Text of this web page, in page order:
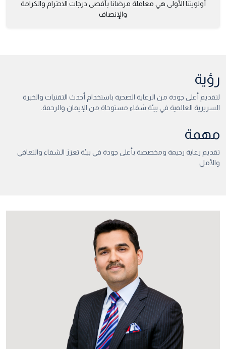
أولويتنا الأولى هي معاملة مرضانا بأقصى درجات الاحترام والكرامة
والإنصاف
رؤية
لتقديم أعلى جودة من الرعاية الصحية باستخدام أحدث التقنيات والخبرة
السريرية العالمية في بيئة شفاء مستوحاة من الإيمان والرحمة.
مهمة
تقديم رعاية رحيمة ومخصصة بأعلى جودة في بيئة تعزز الشفاء والتعافي
والأمل